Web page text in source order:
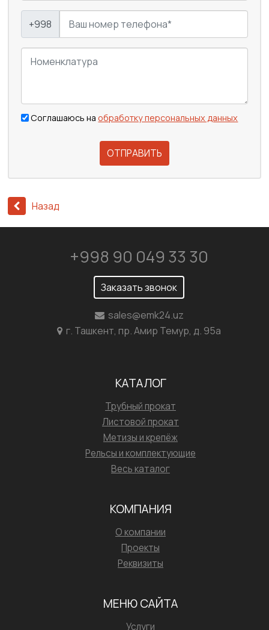
+998
Соглашаюсь наобработку персональных данных
ОТПРАВИТЬ
Назад
+998 90 049 33 30
Заказать звонок
sales@emk24.uz
г. Ташкент, пр. Амир Темур, д. 95а
КАТАЛОГ
Трубный прокат
Листовой прокат
Метизы и крепёж
Рельсы и комплектующие
Весь каталог
КОМПАНИЯ
О компании
Проекты
Реквизиты
МЕНЮ САЙТА
Услуги